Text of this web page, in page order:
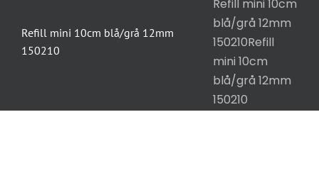
Refill mini 10cm blå/grå 12mm
150210